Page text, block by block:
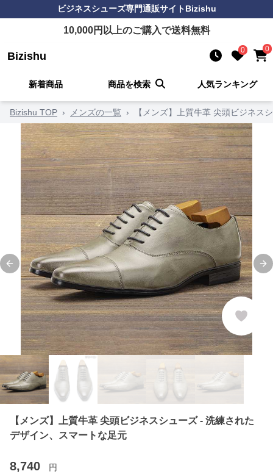
ビジネスシューズ専門通販サイトBizishu
10,000円以上のご購入で送料無料
Bizishu 0 0
新着商品 商品を検索 人気ランキング
Bizishu TOP › メンズの一覧 › 【メンズ】上質牛革 尖頭ビジネス
Previous slide
【メンズ】上質牛革 尖頭ビジネスシューズ - 洗練された
デザイン、スマートな足元
8,740 円